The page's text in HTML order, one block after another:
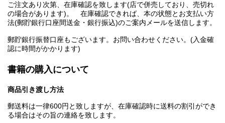
ご注文あり次第、在庫確認を致します(店で併売しており、売切れ
の場合があります)。 在庫確認できれば、本の状態とお支払い方
法(郵貯銀行口座間送金・銀行振込)のご案内メールを送信します。
郵貯銀行振替口座もございます。お問い合わせください。(入金確
認に時間がかかります)
書籍の購入について
商品引き渡し方法
郵送料は一律600円と致しますが、在庫確認時に送料の割引ができ
る場合はその旨の連絡を致します。